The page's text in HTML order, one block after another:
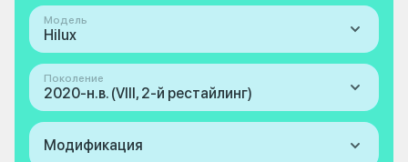
Модель
Hilux
Поколение
2020-н.в. (VIII, 2-й рестайлинг)
Модификация